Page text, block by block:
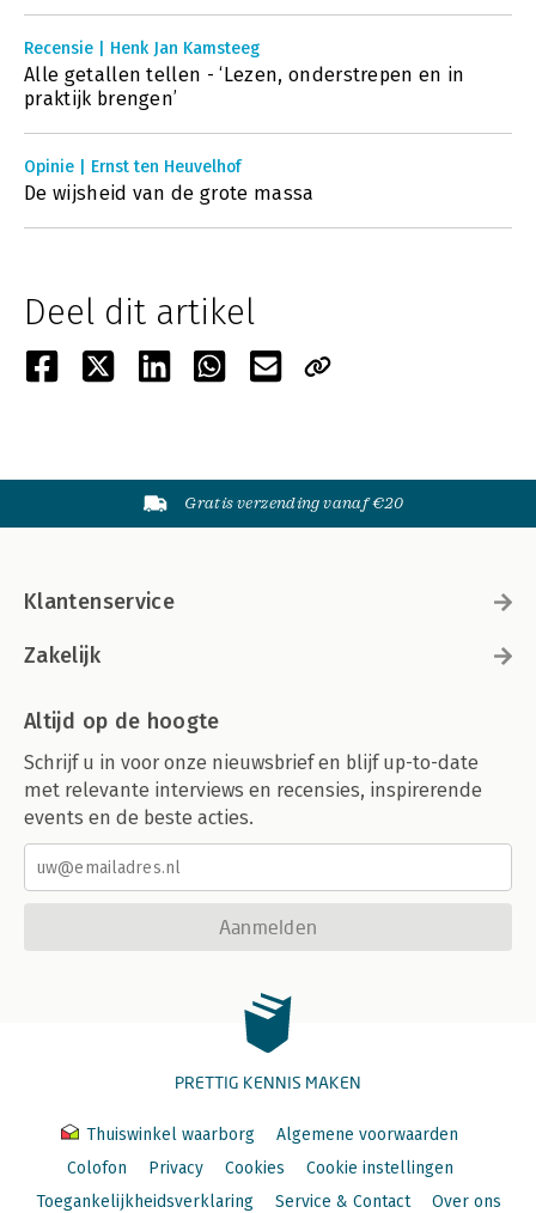
Recensie | Henk Jan Kamsteeg
Alle getallen tellen - ‘Lezen, onderstrepen en in
praktijk brengen’
Opinie | Ernst ten Heuvelhof
De wijsheid van de grote massa
Deel dit artikel
Gratis verzending vanaf €20
Klantenservice
Zakelijk
Altijd op de hoogte
Schrijf u in voor onze nieuwsbrief en blijf up-to-date
met relevante interviews en recensies, inspirerende
events en de beste acties.
Aanmelden
PRETTIG KENNIS MAKEN
Thuiswinkel waarborg
Algemene voorwaarden
Colofon
Privacy Cookies
Cookie instellingen
Toegankelijkheidsverklaring
Service & Contact Over ons